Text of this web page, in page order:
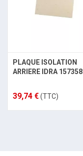
PLAQUE ISOLATION
ARRIERE IDRA 157358
39,74 €(TTC)